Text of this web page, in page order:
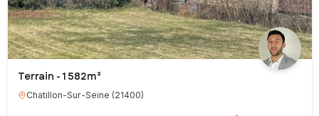
Terrain - 1 582m²
Chatillon-Sur-Seine (21400)